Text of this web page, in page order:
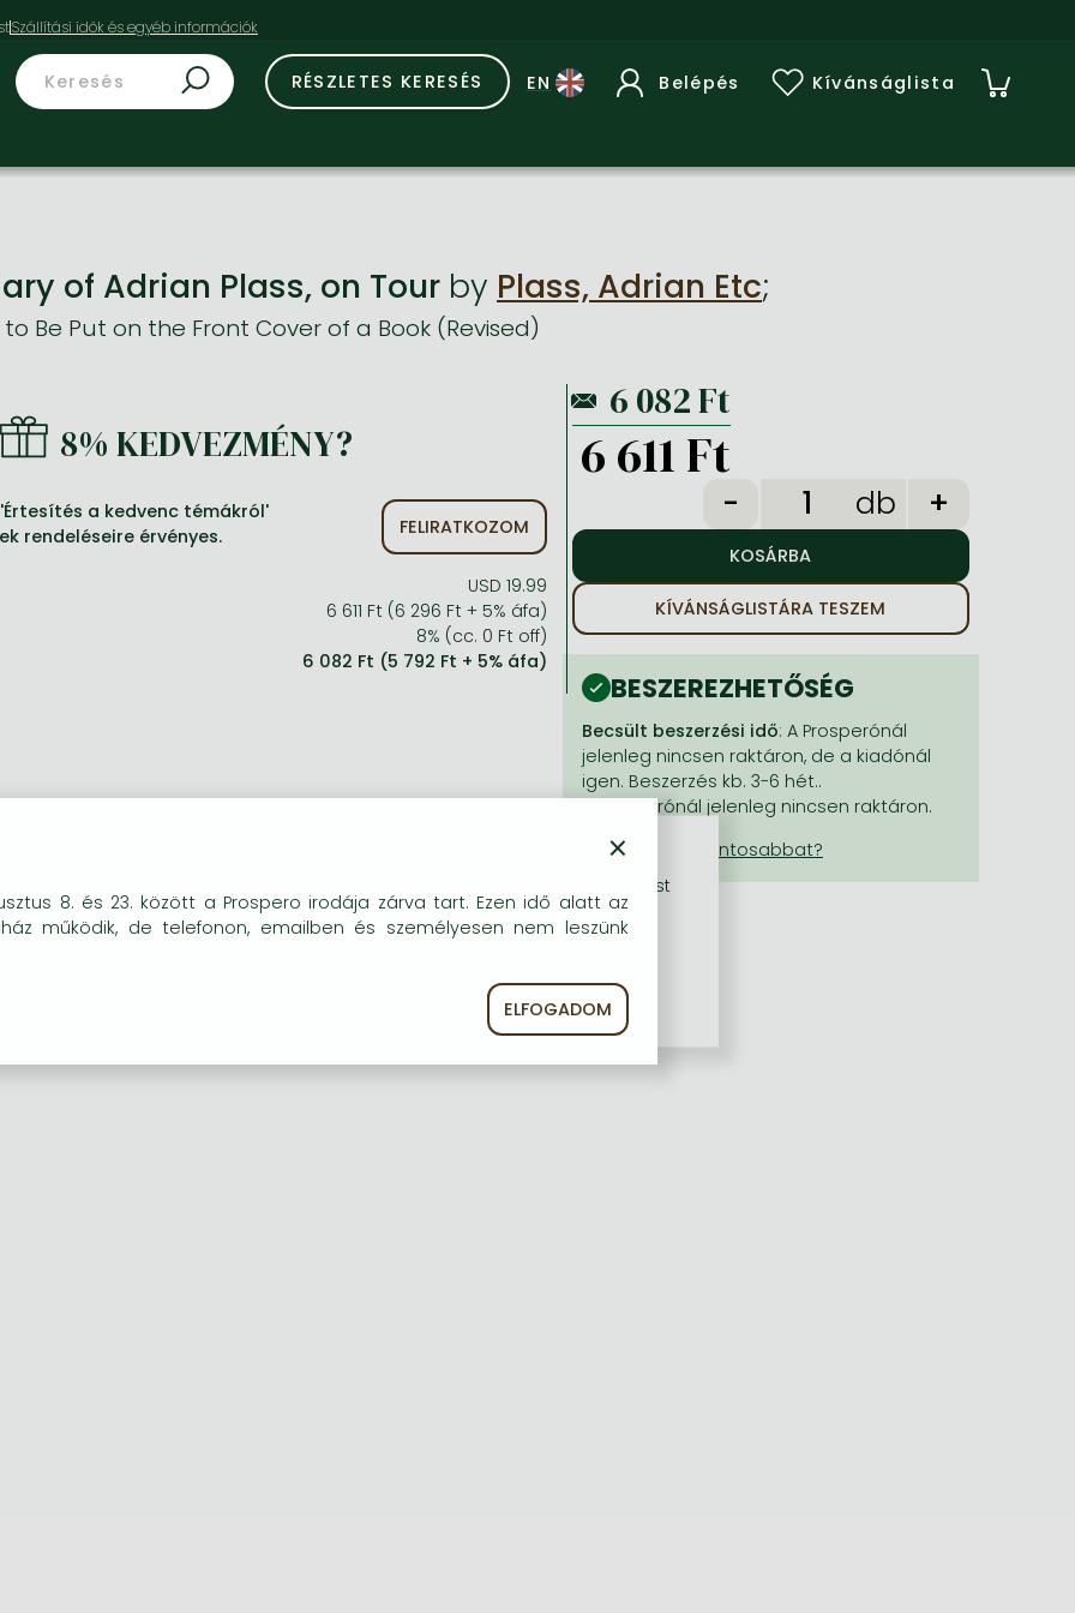
RÉSZLETES KERESÉS Belépés Kívánságlista
of Adrian Plass, on Tour by Plass, Adrian Etc;
Be Put on the Front Cover of a Book (Revised)
8% KEDVEZMÉNY?
a kedvenc témákról'
rendeléseire érvényes.
FELIRATKOZOM
USD 19.99
6 611 Ft (6 296 Ft + 5% áfa)
8% (cc. 0 Ft off)
6 082 Ft (5 792 Ft + 5% áfa)
6 611 Ft
db
KÍVÁNSÁGLISTÁRA TESZEM
BESZEREZHETŐSÉG
Becsült beszerzési idő: A Prosperónál
jelenleg nincsen raktáron, de a kiadónál
igen. Beszerzés kb. 3-6 hét..
A Prosperónál jelenleg nincsen raktáron.
×
8. és 23. között a Prospero irodája zárva tart. Ezen idő alatt az
működik, de telefonon, emailben és személyesen nem leszünk
ELFOGADOM
kat (sütiket) használunk, melyek célja, hogy teljesebb körű szolgáltatást
részére.